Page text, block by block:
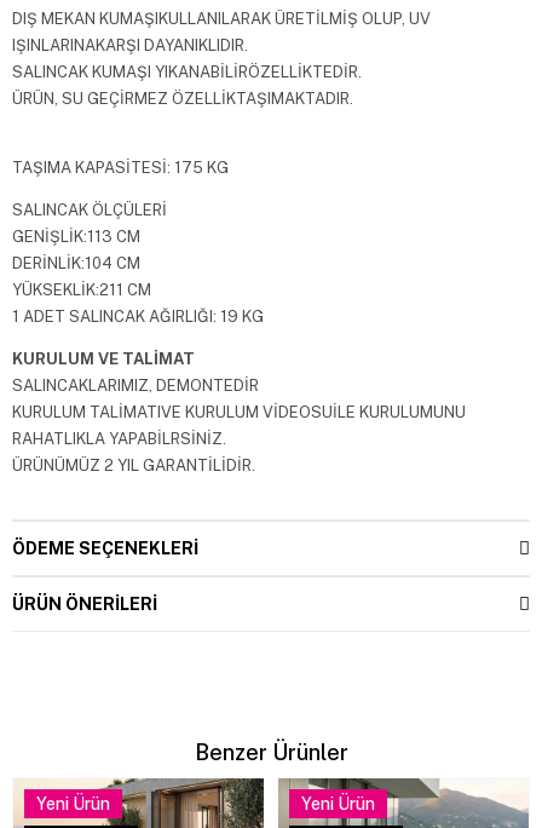
DIŞ MEKAN KUMAŞIKULLANILARAK ÜRETİLMİŞ OLUP, UV
IŞINLARINAKARŞI DAYANIKLIDIR.
SALINCAK KUMAŞI YIKANABİLİRÖZELLİKTEDİR.
ÜRÜN, SU GEÇİRMEZ ÖZELLİKTAŞIMAKTADIR.
TAŞIMA KAPASİTESİ: 175 KG
SALINCAK ÖLÇÜLERİ
GENİŞLİK:113 CM
DERİNLİK:104 CM
YÜKSEKLİK:211 CM
1 ADET SALINCAK AĞIRLIĞI: 19 KG
KURULUM VE TALİMAT
SALINCAKLARIMIZ, DEMONTEDİR
KURULUM TALİMATIVE KURULUM VİDEOSUİLE KURULUMUNU
RAHATLIKLA YAPABİLRSİNİZ.
ÜRÜNÜMÜZ 2 YIL GARANTİLİDİR.
ÖDEME SEÇENEKLERI
ÜRÜN ÖNERILERI
Benzer Ürünler
Yeni Ürün Yeni Ürün